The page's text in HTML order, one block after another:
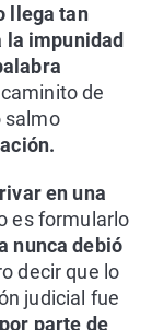
llega tan
la impunidad
de
salmo
en una
es formularlo
nunca debió
decir que lo
judicial fue
parte de